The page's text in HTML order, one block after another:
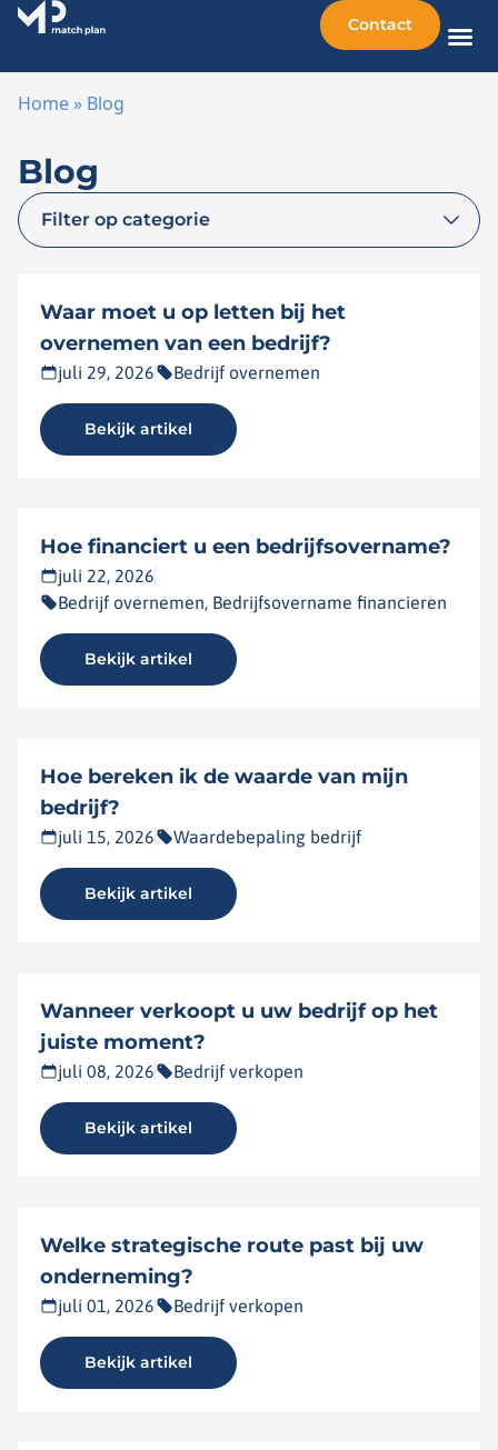
Contact
Home » Blog
Blog
Waar moet u op letten bij het
overnemen van een bedrijf?
juli 29, 2026 Bedrijf overnemen
Bekijk artikel
Hoe financiert u een bedrijfsovername?
juli 22, 2026
Bedrijf overnemen, Bedrijfsovername financieren
Bekijk artikel
Hoe bereken ik de waarde van mijn
bedrijf?
juli 15, 2026 Waardebepaling bedrijf
Bekijk artikel
Wanneer verkoopt u uw bedrijf op het
juiste moment?
juli 08, 2026 Bedrijf verkopen
Bekijk artikel
Welke strategische route past bij uw
onderneming?
juli 01, 2026 Bedrijf verkopen
Bekijk artikel